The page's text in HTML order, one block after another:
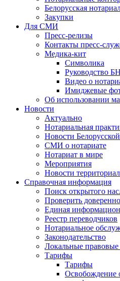
Белорусская
Закупки
Для СМИ
Пресс-релизы
Контакты пресс-
Медика-кит
Символика
Руководство
Видео о
Имиджевые
Об использовании
Новости
Актуально
Нотариальная
Новости
СМИ о нотариате
Нотариат в мире
Мероприятия
Новости
Справочная информация
Поиск открытого
Проверить
Единая
Реестр переводчиков
Нотариальное
Законодательство
Локальные
Тарифы
Тарифы
Освобождение